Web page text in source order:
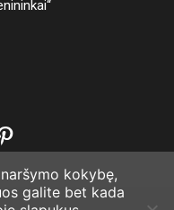
kokybę,
galite bet kada